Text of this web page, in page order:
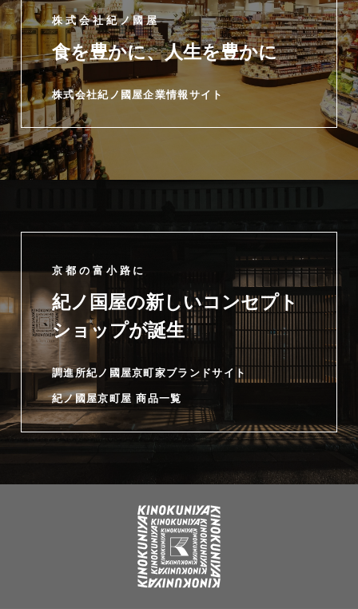
株式会社紀ノ國屋
食を豊かに、人生を豊かに
株式会社紀ノ國屋企業情報サイト
京都の富小路に
紀ノ国屋の新しいコンセプト
ショップが誕生
調進所紀ノ國屋京町家ブランドサイト
紀ノ國屋京町屋 商品一覧